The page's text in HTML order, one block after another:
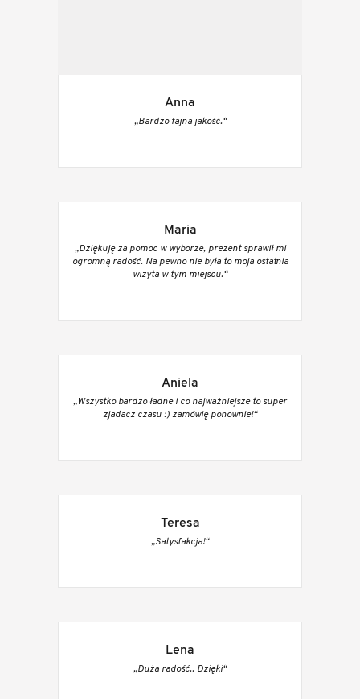
Anna
„Bardzo fajna jakość.“
Maria
„Dziękuję za pomoc w wyborze, prezent sprawił mi
ogromną radość. Na pewno nie była to moja ostatnia
wizyta w tym miejscu.“
Aniela
„Wszystko bardzo ładne i co najważniejsze to super
zjadacz czasu :) zamówię ponownie!“
Teresa
„Satysfakcja!“
Lena
„Duża radość.. Dzięki“